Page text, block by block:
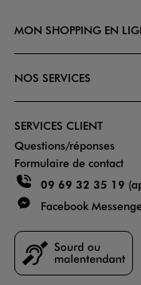
MON SHOPPING EN
NOS SERVICES
SERVICES CLIENT
Questions/réponses
Formulaire de contact
09 69 32 35 19
Facebook